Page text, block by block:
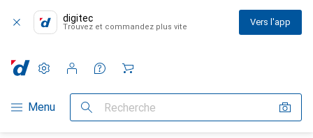
digitec
Trouvez et commandez plus vite Vers l'app
Navigation par catégorie
Menu Recherche
Paramètres
Compte client
Listes de comparaison
Listes d'envies
Panier